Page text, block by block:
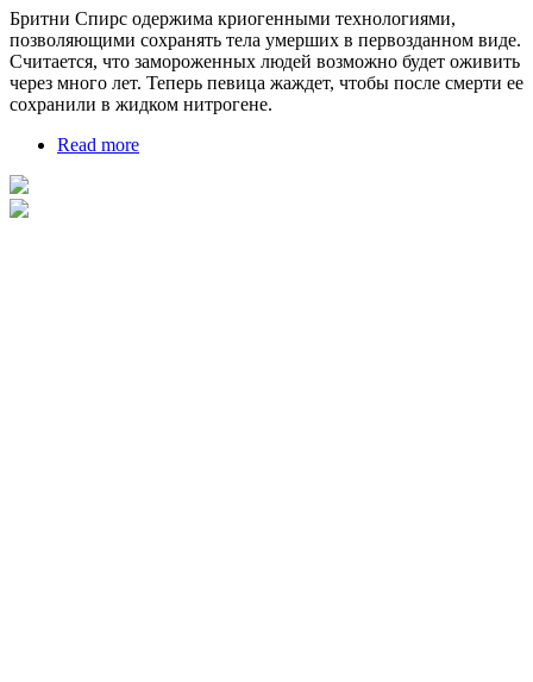
Бритни Спирс одержима криогенными технологиями,
позволяющими сохранять тела умерших в первозданном виде.
Считается, что замороженных людей возможно будет оживить
через много лет. Теперь певица жаждет, чтобы после смерти ее
сохранили в жидком нитрогене.
Read more